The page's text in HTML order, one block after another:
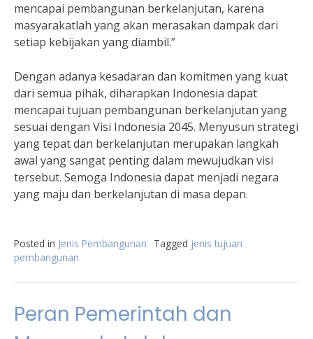
mencapai pembangunan berkelanjutan, karena
masyarakatlah yang akan merasakan dampak dari
setiap kebijakan yang diambil.”
Dengan adanya kesadaran dan komitmen yang kuat
dari semua pihak, diharapkan Indonesia dapat
mencapai tujuan pembangunan berkelanjutan yang
sesuai dengan Visi Indonesia 2045. Menyusun strategi
yang tepat dan berkelanjutan merupakan langkah
awal yang sangat penting dalam mewujudkan visi
tersebut. Semoga Indonesia dapat menjadi negara
yang maju dan berkelanjutan di masa depan.
Posted in Jenis Pembangunan Tagged jenis tujuan
pembangunan
Peran Pemerintah dan